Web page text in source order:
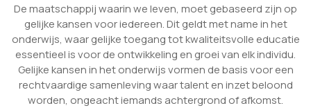
De maatschappij waarin we leven, moet gebaseerd zijn op
gelijke kansen voor iedereen. Dit geldt met name in het
onderwijs, waar gelijke toegang tot kwaliteitsvolle educatie
essentieel is voor de ontwikkeling en groei van elk individu.
Gelijke kansen in het onderwijs vormen de basis voor een
rechtvaardige samenleving waar talent en inzet beloond
worden, ongeacht iemands achtergrond of afkomst.